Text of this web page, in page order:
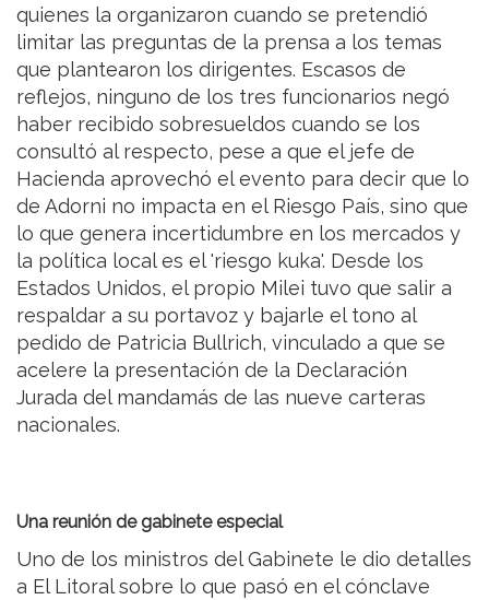
quienes la organizaron cuando se pretendió
limitar las preguntas de la prensa a los temas
que plantearon los dirigentes. Escasos de
reflejos, ninguno de los tres funcionarios negó
haber recibido sobresueldos cuando se los
consultó al respecto, pese a que el jefe de
Hacienda aprovechó el evento para decir que lo
de Adorni no impacta en el Riesgo País, sino que
lo que genera incertidumbre en los mercados y
la política local es el 'riesgo kuka'. Desde los
Estados Unidos, el propio Milei tuvo que salir a
respaldar a su portavoz y bajarle el tono al
pedido de Patricia Bullrich, vinculado a que se
acelere la presentación de la Declaración
Jurada del mandamás de las nueve carteras
nacionales.
Una reunión de gabinete especial
Uno de los ministros del Gabinete le dio detalles
a El Litoral sobre lo que pasó en el cónclave